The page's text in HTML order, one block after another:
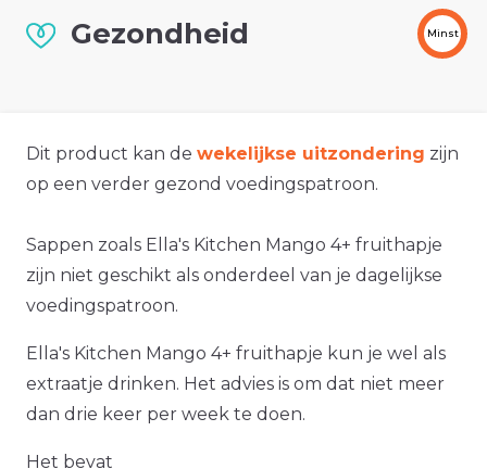
Gezondheid Minst
Dit product kan de wekelijkse uitzondering zijn
op een verder gezond voedingspatroon.
Sappen zoals Ella's Kitchen Mango 4+ fruithapje
zijn niet geschikt als onderdeel van je dagelijkse
voedingspatroon.
Ella's Kitchen Mango 4+ fruithapje kun je wel als
extraatje drinken. Het advies is om dat niet meer
dan drie keer per week te doen.
Het bevat